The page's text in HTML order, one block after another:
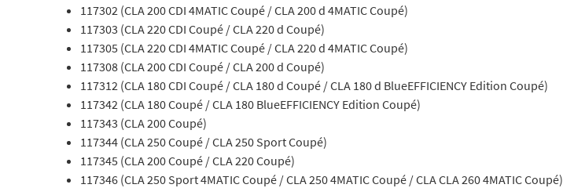
117302 (CLA 200 CDI 4MATIC Coupé / CLA 200 d 4MATIC Coupé)
117303 (CLA 220 CDI Coupé / CLA 220 d Coupé)
117305 (CLA 220 CDI 4MATIC Coupé / CLA 220 d 4MATIC Coupé)
117308 (CLA 200 CDI Coupé / CLA 200 d Coupé)
117312 (CLA 180 CDI Coupé / CLA 180 d Coupé / CLA 180 d BlueEFFICIENCY Edition Coupé)
117342 (CLA 180 Coupé / CLA 180 BlueEFFICIENCY Edition Coupé)
117343 (CLA 200 Coupé)
117344 (CLA 250 Coupé / CLA 250 Sport Coupé)
117345 (CLA 200 Coupé / CLA 220 Coupé)
117346 (CLA 250 Sport 4MATIC Coupé / CLA 250 4MATIC Coupé / CLA CLA 260 4MATIC Coupé)